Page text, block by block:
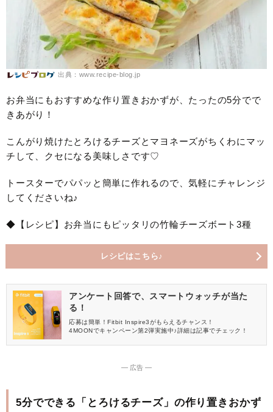
出典：www.recipe-blog.jp
お弁当にもおすすめな作り置きおかずが、たったの5分でで
きあがり！
こんがり焼けたとろけるチーズとマヨネーズがちくわにマッ
チして、クセになる美味しさです♡
トースターでパパッと簡単に作れるので、気軽にチャレンジ
してくださいね♪
◆【レシピ】お弁当にもピッタリの竹輪チーズボート3種
レシピはこちら♪
アンケート回答で、スマートウォッチが当た
る！
応募は簡単！Fitbit Inspire3がもらえるチャンス！
4MOONでキャンペーン第2弾実施中♪詳細は記事でチェック！
― 広告 ―
5分でできる「とろけるチーズ」の作り置きおかず